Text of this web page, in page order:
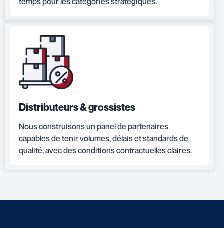
Distributeurs & grossistes
Nous construisons un panel de partenaires
capables de tenir volumes, délais et standards de
qualité, avec des conditions contractuelles claires.